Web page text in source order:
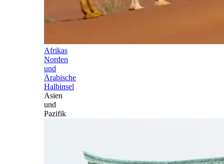
Afrikas
Norden
und
Arabische
Halbinsel
Asien
und
Pazifik